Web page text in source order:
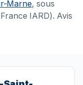
Marne, sous
IARD). Avis